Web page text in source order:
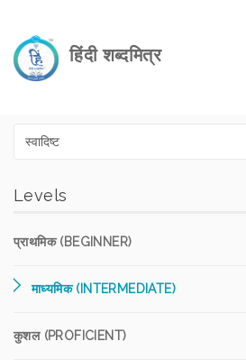
हिंदी शब्दमित्र
Levels
प्राथमिक (BEGINNER)
माध्यमिक (INTERMEDIATE)
कुशल (PROFICIENT)